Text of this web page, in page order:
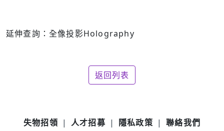
延伸查詢：全像投影Holography
返回列表
失物招領 人才招募 隱私政策 聯絡我們